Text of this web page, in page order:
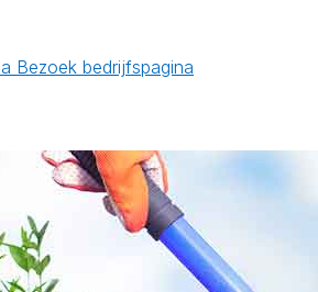
Bezoek bedrijfspagina